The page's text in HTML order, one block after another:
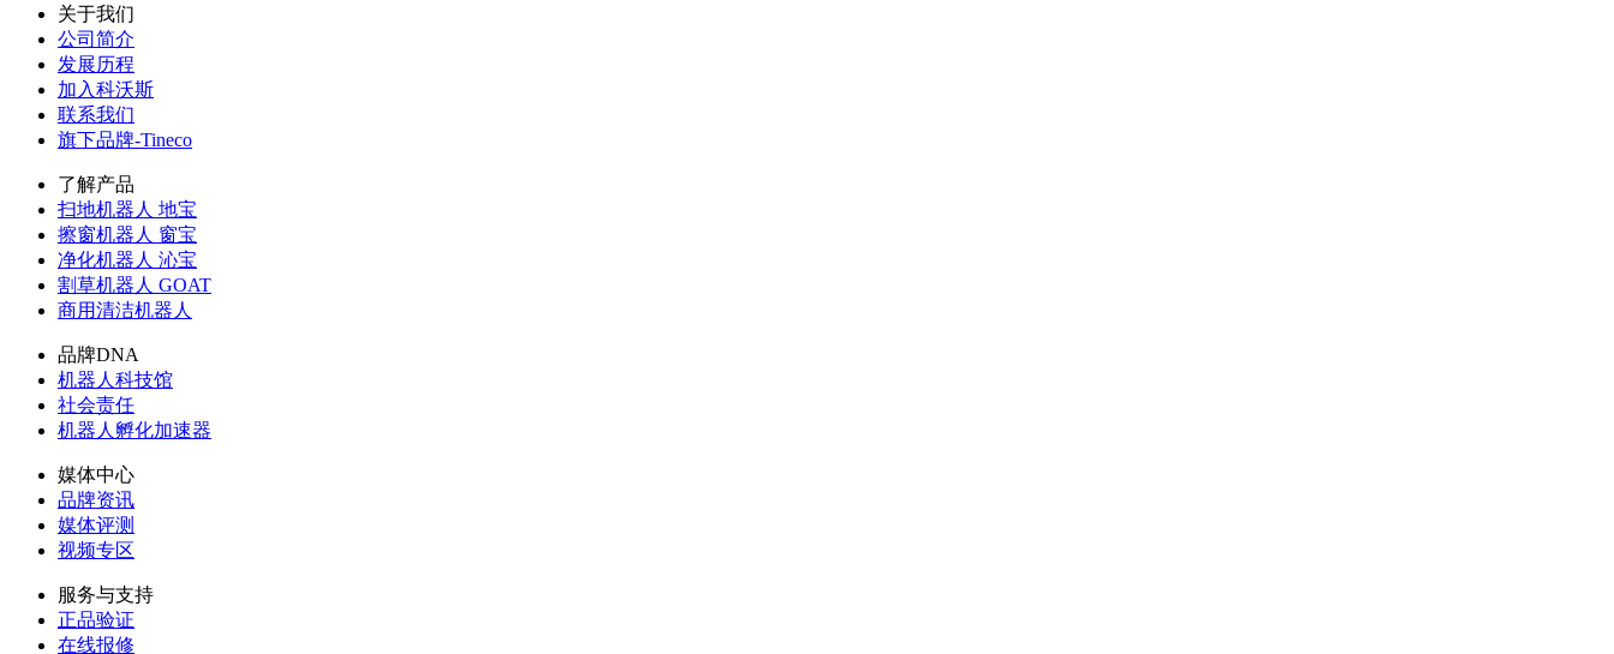
关于我们
公司简介
发展历程
加入科沃斯
联系我们
旗下品牌-Tineco
了解产品
扫地机器人 地宝
擦窗机器人 窗宝
净化机器人 沁宝
割草机器人 GOAT
商用清洁机器人
品牌DNA
机器人科技馆
社会责任
机器人孵化加速器
媒体中心
品牌资讯
媒体评测
视频专区
服务与支持
正品验证
在线报修